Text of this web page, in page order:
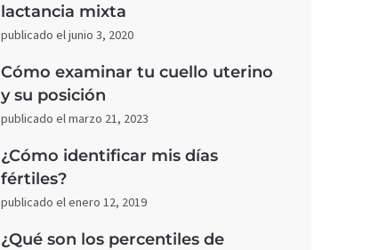
lactancia mixta
publicado el junio 3, 2020
Cómo examinar tu cuello uterino
y su posición
publicado el marzo 21, 2023
¿Cómo identificar mis días
fértiles?
publicado el enero 12, 2019
¿Qué son los percentiles de